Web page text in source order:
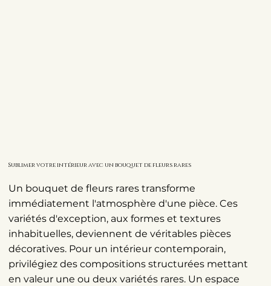
Sublimer votre intérieur avec un bouquet de fleurs rares
Un bouquet de fleurs rares transforme
immédiatement l'atmosphère d'une pièce. Ces
variétés d'exception, aux formes et textures
inhabituelles, deviennent de véritables pièces
décoratives. Pour un intérieur contemporain,
privilégiez des compositions structurées mettant
en valeur une ou deux variétés rares. Un espace